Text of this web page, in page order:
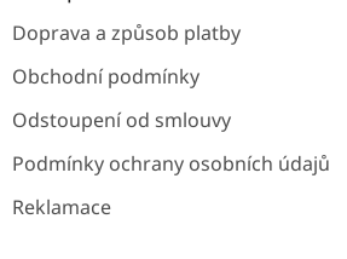
Doprava a způsob platby
Obchodní podmínky
Odstoupení od smlouvy
Podmínky ochrany osobních údajů
Reklamace